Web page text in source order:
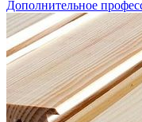
Дополнительное